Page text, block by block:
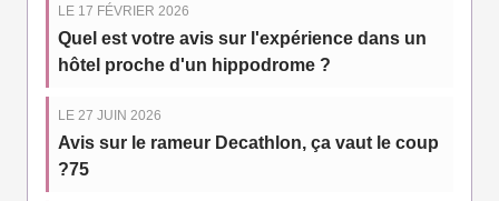
LE 17 FÉVRIER 2026
Quel est votre avis sur l'expérience dans un
hôtel proche d'un hippodrome ?
LE 27 JUIN 2026
Avis sur le rameur Decathlon, ça vaut le coup
?75